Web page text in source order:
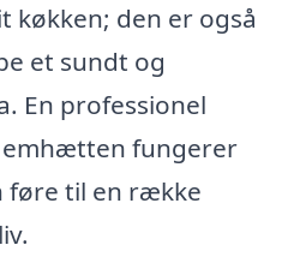
køkken; den er også
et sundt og
En professionel
fungerer
føre til en række